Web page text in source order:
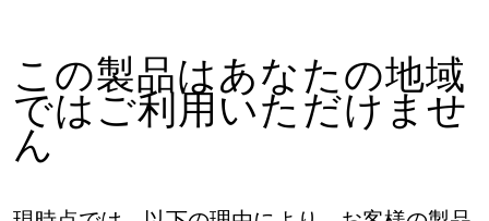
この製品はあなたの地域
ではご利用いただけませ
ん